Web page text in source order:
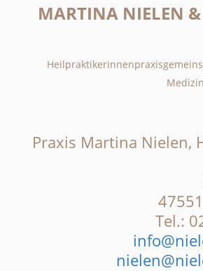
MARTINA NIELEN
Praxis Martina Nielen,
Tel.: